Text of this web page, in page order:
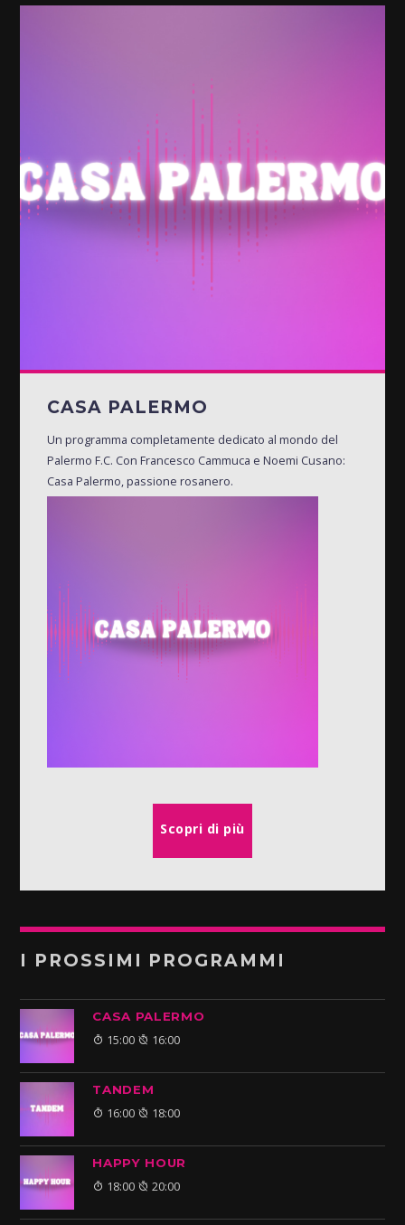
CASA PALERMO
Un programma completamente dedicato al mondo del
Palermo F.C. Con Francesco Cammuca e Noemi Cusano:
Casa Palermo, passione rosanero.
Scopri di più
I PROSSIMI PROGRAMMI
CASA PALERMO
15:00 16:00
TANDEM
16:00 18:00
HAPPY HOUR
18:00 20:00